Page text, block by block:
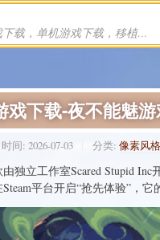
提供各种手机游戏下载，单机游戏下载，移植游戏下载
戏下载-夜不能魅
时间: 2026-07-03 分类: 像素风格
独立工作室Scared Stupid Inc
Steam平台开启“抢先体验”，